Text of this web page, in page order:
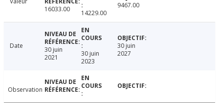
16033.00
14229.00
9467.00
Date
30 juin
2021
30 juin
2023
30 juin
2027
Observation